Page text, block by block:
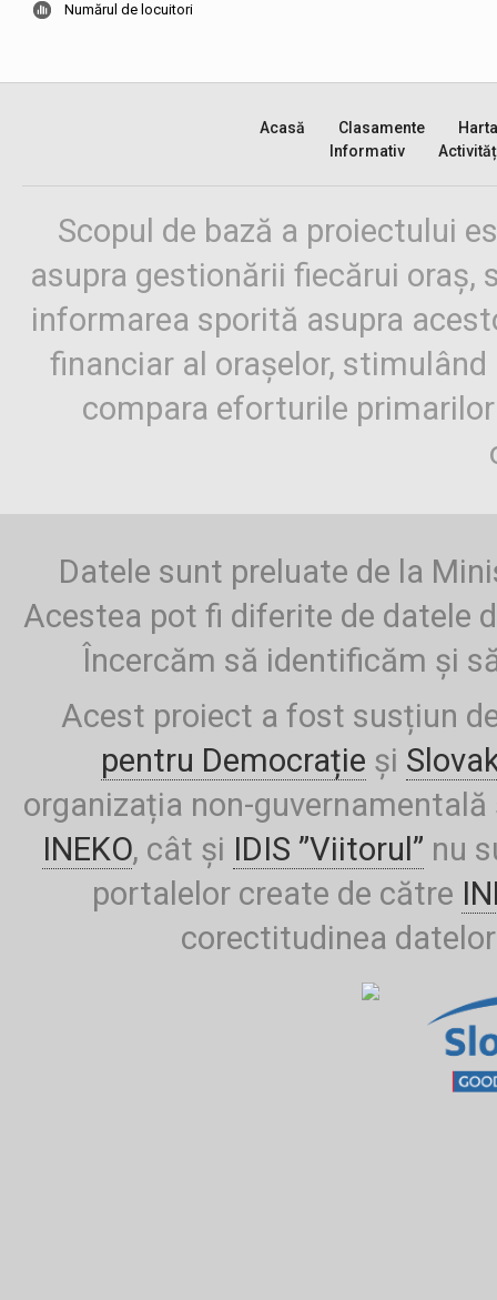
Numărul de locuitori
Acasă Clasamente
Harta
Informativ
Scopul de bază a proiectului
asupra gestionării fiecărui oraș,
informarea sporită asupra
financiar al orașelor,
compara eforturile
Datele sunt preluate de la
Acestea pot fi diferite de datele
Încercăm să identificăm și
Acest proiect a fost susțiun
pentru Democrație și
organizația non-
INEKO, cât și IDIS ”Viitorul” nu
portalelor create de către
corectitudinea